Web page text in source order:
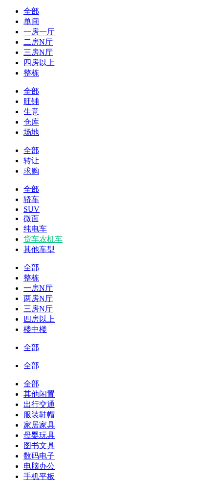
全部
单间
一房一厅
二房N厅
三房N厅
四房以上
整栋
全部
旺铺
生意
仓库
场地
全部
转让
求购
全部
轿车
SUV
微面
纯电车
货车农机车
其他车型
全部
整栋
一房N厅
两房N厅
三房N厅
四房以上
楼中楼
全部
全部
全部
其他闲置
出行交通
服装鞋帽
家居家具
母婴玩具
图书文具
数码电子
电脑办公
手机平板